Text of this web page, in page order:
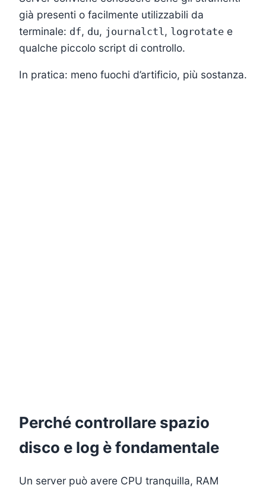
già presenti o facilmente utilizzabili da
terminale: df, du, journalctl , logrotate e
qualche piccolo script di controllo.
In pratica: meno fuochi d’artificio, più sostanza.
Perché controllare spazio
disco e log è fondamentale
Un server può avere CPU tranquilla, RAM